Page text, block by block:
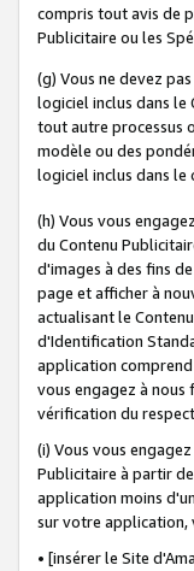
compris tout avis de
Publicitaire ou les
(g) Vous ne devez
logiciel inclus dans le
tout autre processus
modèle ou des
logiciel inclus dans
(h) Vous vous
du Contenu
d'images à des fins
page et afficher à
actualisant le
d'Identification
application
vous engagez à
vérification du
(i) Vous vous
Publicitaire à partir
application moins
sur votre application,
• [insérer le Site